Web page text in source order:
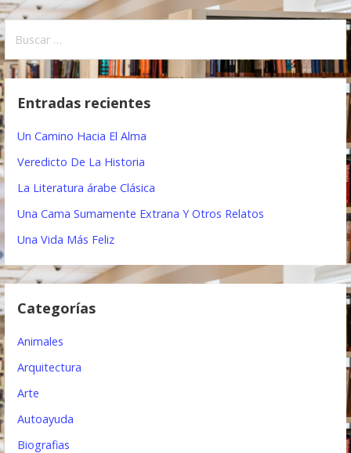
a
v
e
a
ó
n
d
n
s
Entradas recientes
Un Camino Hacia El Alma
Veredicto De La Historia
La Literatura árabe Clásica
Una Cama Sumamente Extrana Y Otros Relatos
Una Vida Más Feliz
Categorías
Animales
Arquitectura
Arte
Autoayuda
Biografias